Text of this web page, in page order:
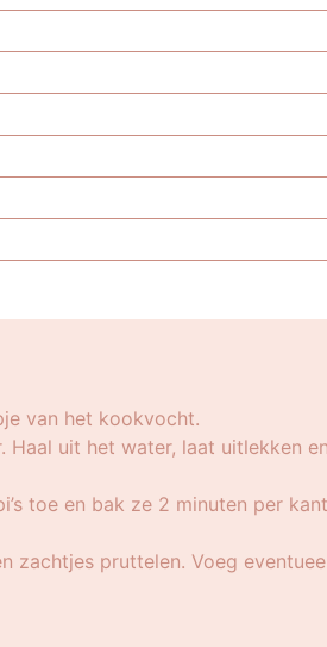
van het kookvocht.
uit het water, laat uitlekken
toe en bak ze 2 minuten per
zachtjes pruttelen. Voeg